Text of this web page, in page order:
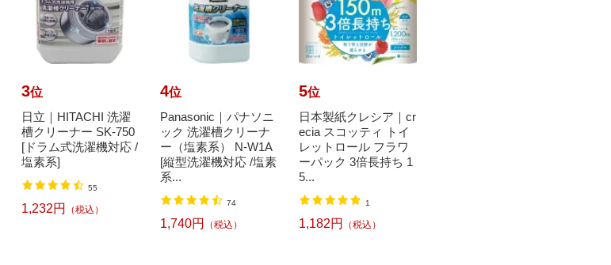
3位
日立｜HITACHI 洗濯
槽クリーナー SK-750
[ドラム式洗濯機対応 /
塩素系]
55
1,232円 （税込）
4位
Panasonic｜パナソニ
ック 洗濯槽クリーナ
ー（塩素系） N-W1A
[縦型洗濯機対応 /塩素
系...
74
1,740円 （税込）
5位
日本製紙クレシア｜cr
ecia スコッティ トイ
レットロール フラワ
ーパック 3倍長持ち 1
5...
1
1,182円 （税込）